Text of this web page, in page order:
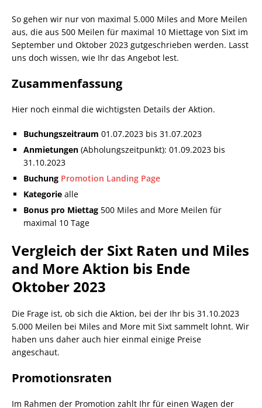
So gehen wir nur von maximal 5.000 Miles and More Meilen
aus, die aus 500 Meilen für maximal 10 Miettage von Sixt im
September und Oktober 2023 gutgeschrieben werden. Lasst
uns doch wissen, wie Ihr das Angebot lest.
Zusammenfassung
Hier noch einmal die wichtigsten Details der Aktion.
Buchungszeitraum 01.07.2023 bis 31.07.2023
Anmietungen (Abholungszeitpunkt): 01.09.2023 bis
31.10.2023
Buchung Promotion Landing Page
Kategorie alle
Bonus pro Miettag 500 Miles and More Meilen für
maximal 10 Tage
Vergleich der Sixt Raten und Miles
and More Aktion bis Ende
Oktober 2023
Die Frage ist, ob sich die Aktion, bei der Ihr bis 31.10.2023
5.000 Meilen bei Miles and More mit Sixt sammelt lohnt. Wir
haben uns daher auch hier einmal einige Preise
angeschaut.
Promotionsraten
Im Rahmen der Promotion zahlt Ihr für einen Wagen der